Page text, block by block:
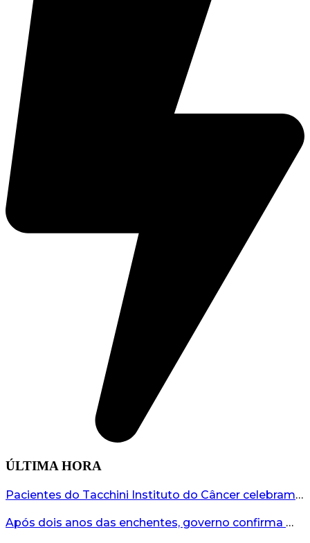
ÚLTIMA HORA
Pacientes do Tacchini Instituto do Câncer celebram Dia dos Pais com cuidado e relaxamento...
Após dois anos das enchentes, governo confirma mais de R$19 milhões para nova ponte no Vale do Taquari...